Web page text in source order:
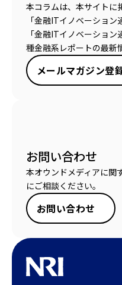
本コラムは、本サイトに
「金融ITイノベーション
「金融ITイノベーショ
種金融系レポートの最新
メールマガジン登
お問い合わせ
本オウンドメディアに関
にご相談ください。
お問い合わせ